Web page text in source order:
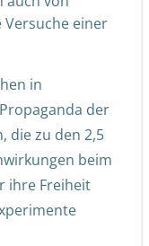
einer
in
der
die zu den 2,5
beim
ihre Freiheit